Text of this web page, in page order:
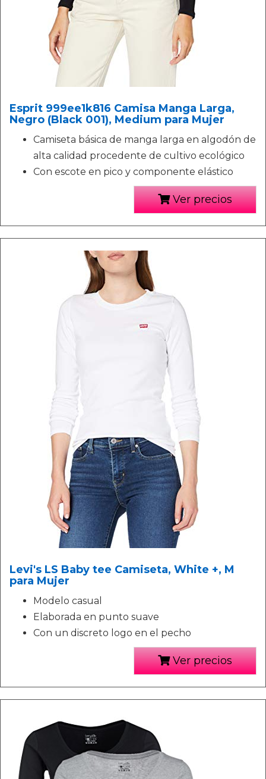
Esprit 999ee1k816 Camisa Manga Larga,
Negro (Black 001), Medium para Mujer
Camiseta básica de manga larga en algodón de
alta calidad procedente de cultivo ecológico
Con escote en pico y componente elástico
Ver precios
Levi's LS Baby tee Camiseta, White +, M
para Mujer
Modelo casual
Elaborada en punto suave
Con un discreto logo en el pecho
Ver precios